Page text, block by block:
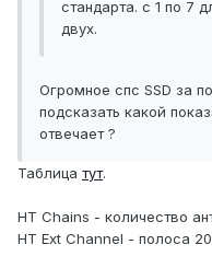
стандарта. с 1 по 7
двух.
Огромное спс SSD за
подсказать какой
отвечает ?
Таблица тут.
HT Chains - количество
HT Ext Channel - полоса